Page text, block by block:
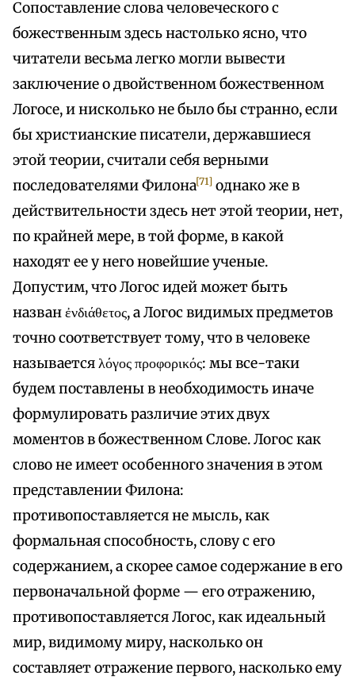
Сопоставление слова человеческого с
божественным здесь настолько ясно, что
читатели весьма легко могли вывести
заключение о двойственном божественном
Логосе, и нисколько не было бы странно, если
бы христианские писатели, державшиеся
этой теории, считали себя верными
последователями Филона[71] однако же в
действительности здесь нет этой теории, нет,
по крайней мере, в той форме, в какой
находят ее у него новейшие ученые.
Допустим, что Логос идей может быть
назван ἐνδιάθετος, а Логос видимых предметов
точно соответствует тому, что в человеке
называется λόγος προφορικός: мы все-таки
будем поставлены в необходимость иначе
формулировать различие этих двух
моментов в божественном Слове. Логос как
слово не имеет особенного значения в этом
представлении Филона:
противопоставляется не мысль, как
формальная способность, слову с его
содержанием, а скорее самое содержание в его
первоначальной форме — его отражению,
противопоставляется Логос, как идеальный
мир, видимому миру, насколько он
составляет отражение первого, насколько ему